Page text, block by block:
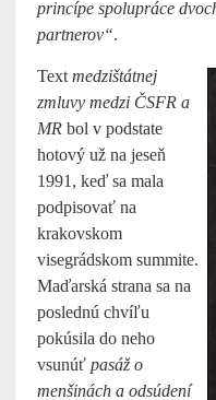
princípe spolupráce
partnerov“.
Text medzištátnej
zmluvy medzi ČSFR a
MR bol v podstate
hotový už na jeseň
1991, keď sa mala
podpisovať na
krakovskom
visegrádskom summite.
Maďarská strana sa na
poslednú chvíľu
pokúsila do neho
vsunúť pasáž o
menšinách a odsúdení